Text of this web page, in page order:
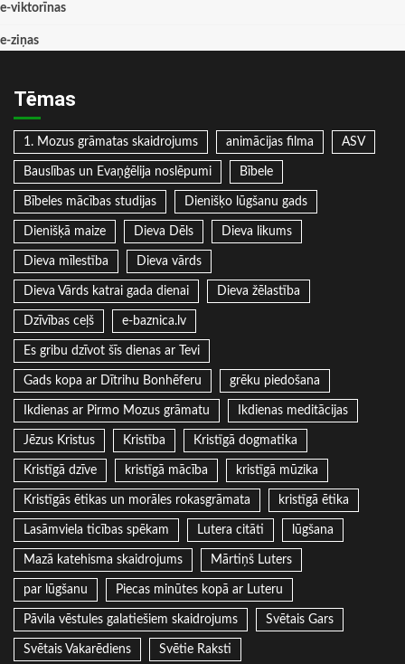
e-viktorīnas
e-ziņas
Tēmas
1. Mozus grāmatas skaidrojums animācijas filma ASV
Bauslības un Evaņģēlija noslēpumi Bībele
Bībeles mācības studijas Dienišķo lūgšanu gads
Dienišķā maize Dieva Dēls Dieva likums
Dieva mīlestība Dieva vārds
Dieva Vārds katrai gada dienai Dieva žēlastība
Dzīvības ceļš e-baznica.lv
Es gribu dzīvot šīs dienas ar Tevi
Gads kopa ar Dītrihu Bonhēferu grēku piedošana
Ikdienas ar Pirmo Mozus grāmatu Ikdienas meditācijas
Jēzus Kristus Kristība Kristīgā dogmatika
Kristīgā dzīve kristīgā mācība kristīgā mūzika
Kristīgās ētikas un morāles rokasgrāmata kristīgā ētika
Lasāmviela ticības spēkam Lutera citāti lūgšana
Mazā katehisma skaidrojums Mārtiņš Luters
par lūgšanu Piecas minūtes kopā ar Luteru
Pāvila vēstules galatiešiem skaidrojums Svētais Gars
Svētais Vakarēdiens Svētie Raksti